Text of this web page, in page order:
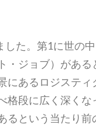
た。第1に世の
・ジョブ）がある
にあるロジスティ
格段に広く深くな
るという当たり前